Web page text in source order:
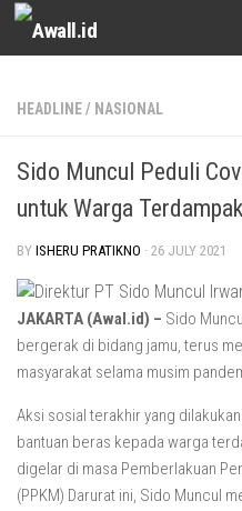
Skip to content
HEADLINE/ NASIONAL
Sido Muncul Peduli
untuk Warga
BY ISHERU PRATIKNO · 26 JULY 2021
JAKARTA (Awal.id) – Sido
bergerak di bidang jamu, terus
masyarakat selama musim
Aksi sosial terakhir yang
bantuan beras kepada warga
digelar di masa Pemberlakuan
(PPKM) Darurat ini, Sido Muncul